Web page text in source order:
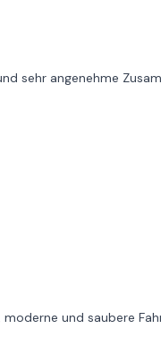
sehr angenehme
und saubere